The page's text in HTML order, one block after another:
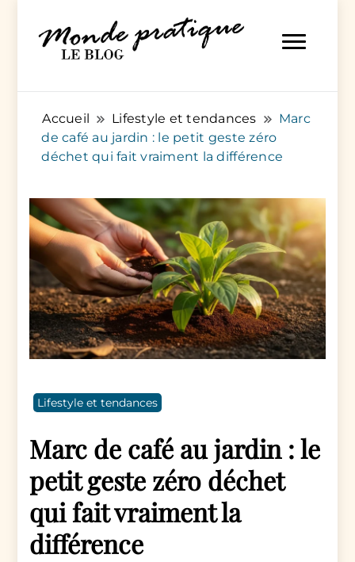
Monde Pratique
Accueil Lifestyle et tendances
Marc
de café au jardin : le petit geste zéro
déchet qui fait vraiment la différence
Lifestyle et tendances
Marc de café au jardin : le
petit geste zéro déchet
qui fait vraiment la
différence